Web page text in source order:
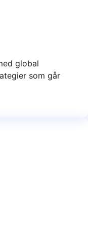
global
som går